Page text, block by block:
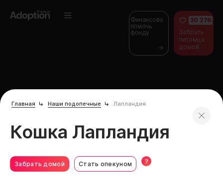
Финансово
помочь
фонду
30 276
Забрать
питомца
домой
Главная Наши подопечные Лапландия
Кошка Лапландия
Забрать домой Стать опекуном ?